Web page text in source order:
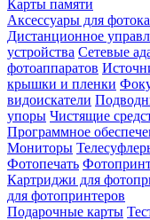
Карты памяти
Аксессуары для
Дистанционное
устройства Сетевые
фотоаппаратов
крышки и пленки
видоискатели
упоры Чистящие
Программное
Мониторы
Фотопечать
Картриджи для
для фотопринтеров
Подарочные карты